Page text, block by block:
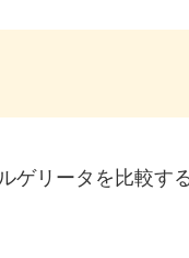
ゲリータを比較す